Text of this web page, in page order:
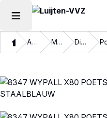
Hoofdmenu openen
ThuisAssortiment Materialen Disposables